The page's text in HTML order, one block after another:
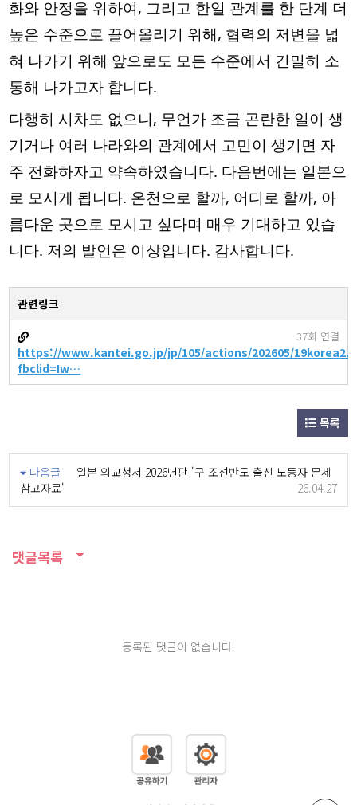
화와 안정을 위하여, 그리고 한일 관계를 한 단계 더
높은 수준으로 끌어올리기 위해, 협력의 저변을 넓
혀 나가기 위해 앞으로도 모든 수준에서 긴밀히 소
통해 나가고자 합니다.
다행히 시차도 없으니, 무언가 조금 곤란한 일이 생
기거나 여러 나라와의 관계에서 고민이 생기면 자
주 전화하자고 약속하였습니다. 다음번에는 일본으
로 모시게 됩니다. 온천으로 할까, 어디로 할까, 아
름다운 곳으로 모시고 싶다며 매우 기대하고 있습
니다. 저의 발언은 이상입니다. 감사합니다.
관련링크
https://www.kantei.go.jp/jp/105/actions/202605/
fbclid=Iw…
37회 연결
목록
다음글
일본 외교청서 2026년판 '구 조선반도 출신 노동자 문제
참고자료'
26.04.27
댓글목록
등록된 댓글이 없습니다.